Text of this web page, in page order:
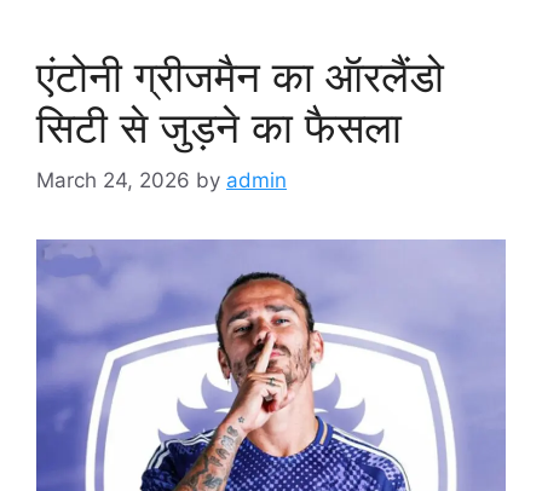
एंटोनी ग्रीजमैन का ऑरलैंडो
सिटी से जुड़ने का फैसला
March 24, 2026 by admin